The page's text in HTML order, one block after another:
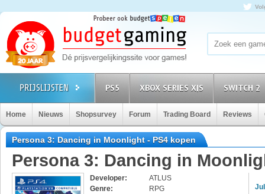
PS5 XBOX SERIES X|S SWITCH 2
Home Nieuws Shopsurvey Forum Trading Board Reviews
Persona 3: Dancing in Moonlight - PS4 kopen
Persona 3: Dancing in
Developer:
ATLUS
Genre:
RPG